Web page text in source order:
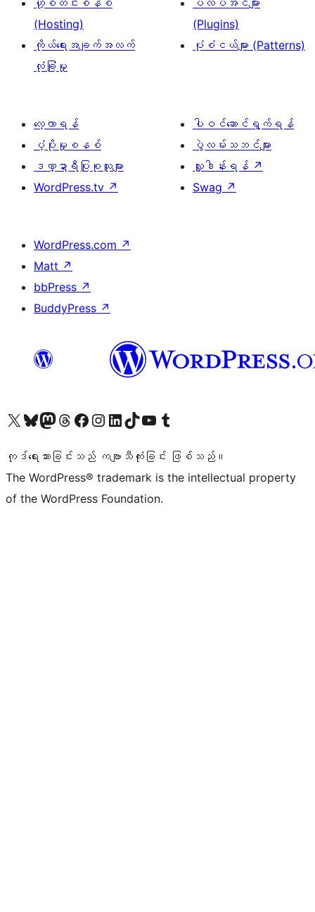
ဟို့စတင်းစနစ်
(Hosting)
ကိုယ်ရေးအချက်အလက်
လုံခြုံမှု
ပလပ်အင်များ
(Plugins)
ပုံစံငယ်များ (Patterns)
လေ့လာရန်
ပံ့ပိုးမှုစနစ်
ဒဏ္ဍာရီပြုစုသူများ
WordPress.tv ↗
ပါဝင်ဆောင်ရွက်ရန်
ပွဲလမ်းသဘင်များ
လှူဒါန်းရန် ↗
Swag ↗
WordPress.com ↗
Matt ↗
bbPress ↗
BuddyPress ↗
ကျွန်ုပ်တို့၏ X (ယခင် Twitter) အကောင့်သို့ သွားရောက်ကြည့်ရှုပါကျွန်ုပ်တို့၏ Bluesky အကောင့်သို့ ဝင်ရောက်ကြည့်ရှုရန်
ကျွန်ုပ်တို့၏ Mastodon အကောင့်သို့ သွားရောက်ကြည့်ရှုပါကျွန်ုပ်တို့၏ Threads အကောင့်သို့ ဝင်ရောက်ကြည့်ရှုရန်
ကျွန်ုပ်တို့၏ Facebook စာမျက်နှာသို့ သွားရောက်ကြည့်ရှုပါကျွန်ုပ်တို့၏ Instagram အကောင့်သို့ သွားရောက်ကြည့်ရှုပါ ကျွန်ုပ်တို့၏ LinkedIn အကောင့်သို့ သွားရောက်ကြည့်ရှုပါကျွန်ုပ်တို့၏ TikTok အကောင့်သို့ ဝင်ရောက်ကြည့်ရှုရန်
ကျွန်ုပ်တို့၏ YouTube ချန်နယ်သို့ သွားရောက်ကြည့်ရှုပါ ကျွန်ုပ်တို့၏ Tumblr အကောင့်သို့ ဝင်ရောက်ကြည့်ရှုရန်
ကုဒ်ရေးသားခြင်းသည် ကဗျာသီကုံးခြင်း ဖြစ်သည်။
The WordPress® trademark is the intellectual property
of the WordPress Foundation.